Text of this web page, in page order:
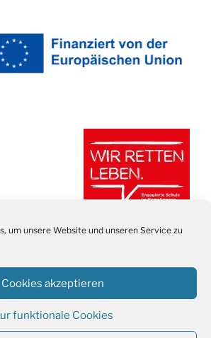
um unsere Website und unseren Service zu
Cookies akzeptieren
funktionale Cookies
WordPress